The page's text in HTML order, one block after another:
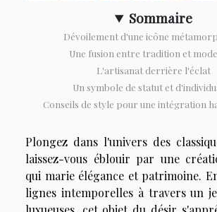
Sommaire
Dévoilement d'une icône
Une fusion entre tradition et
L'artisanat derrière l'éclat
Un symbole de statut et
Conseils de style pour une intégration
Plongez dans l'univers des
laissez-vous éblouir par une
qui marie élégance et patrimoine.
lignes intemporelles à travers un